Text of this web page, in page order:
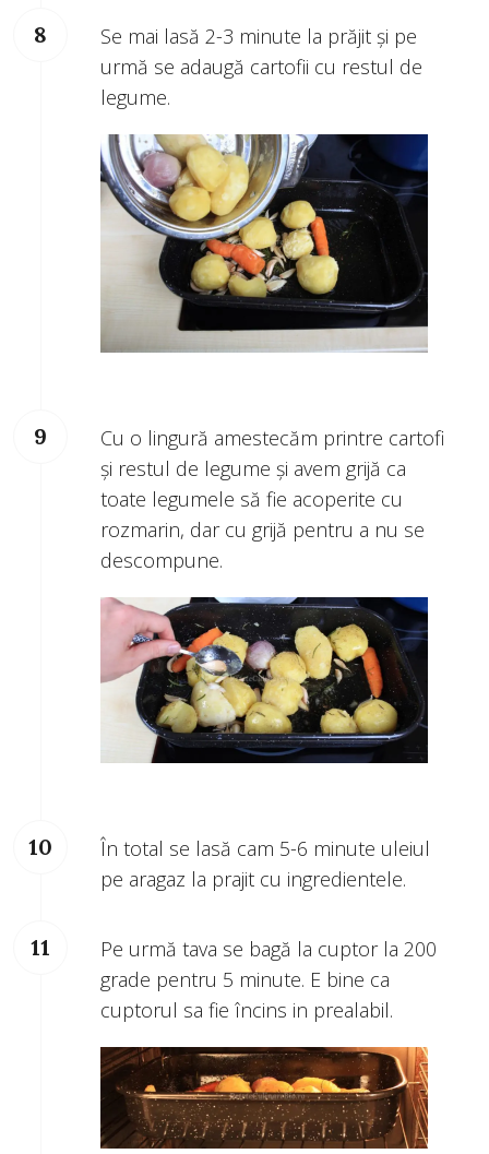
Se mai lasă 2-3 minute la prăjit şi pe
urmă se adaugă cartofii cu restul de
legume.
Cu o lingură amestecăm printre cartofi
şi restul de legume şi avem grijă ca
toate legumele să fie acoperite cu
rozmarin, dar cu grijă pentru a nu se
descompune.
În total se lasă cam 5-6 minute uleiul
pe aragaz la prajit cu ingredientele.
Pe urmă tava se bagă la cuptor la 200
grade pentru 5 minute. E bine ca
cuptorul sa fie încins in prealabil.